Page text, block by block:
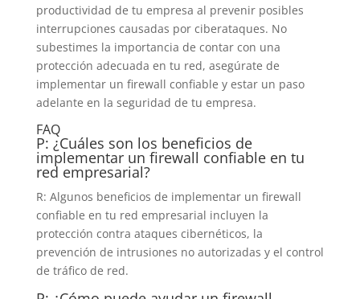
productividad de tu empresa al prevenir posibles
interrupciones causadas por ciberataques. No
subestimes la importancia de contar con una
protección adecuada en tu red, asegúrate de
implementar un firewall confiable y estar un paso
adelante en la seguridad de tu empresa.
FAQ
P: ¿Cuáles son los beneficios de
implementar un firewall confiable en tu
red empresarial?
R: Algunos beneficios de implementar un firewall
confiable en tu red empresarial incluyen la
protección contra ataques cibernéticos, la
prevención de intrusiones no autorizadas y el control
de tráfico de red.